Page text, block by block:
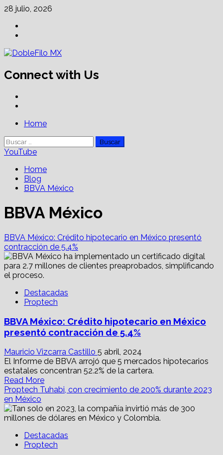
Skip
content
28 julio, 2026
Connect with Us
PrimaryHome
Buscar:
YouTube
Home
Blog
BBVA México
BBVA México
BBVA México: Crédito hipotecario en México presentó
contracción de 5.4%
Destacadas
Proptech
BBVA México: Crédito hipotecario en México
presentó contracción de 5.4%
Mauricio Vizcarra Castillo 5 abril, 2024
El Informe de BBVA arrojó que 5 mercados hipotecarios
estatales concentran 52.2% de la cartera.
Read MoreRead
more
BBVA
México:
hipotecario
en
Proptech Tuhabi, con crecimiento de 200% durante 2023
en México
Destacadas
Proptech